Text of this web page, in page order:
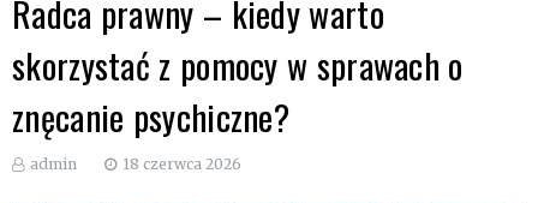
Radca prawny – kiedy warto
skorzystać z pomocy w sprawach o
znęcanie psychiczne?
admin 18 czerwca 2026